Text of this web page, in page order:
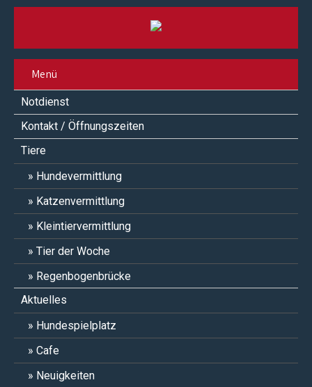
Menü
Notdienst
Kontakt / Öffnungszeiten
Tiere
Hundevermittlung
Katzenvermittlung
Kleintiervermittlung
Tier der Woche
Regenbogenbrücke
Aktuelles
Hundespielplatz
Cafe
Neuigkeiten